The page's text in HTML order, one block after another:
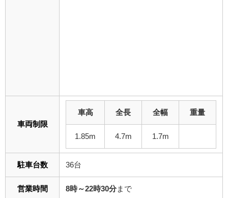
車両制限
車高 全長 全幅 重量
1.85m 4.7m 1.7m
駐車台数 36台
営業時間 8時～22時30分まで